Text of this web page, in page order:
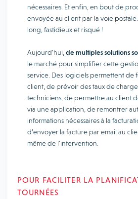
nécessaires. Et enfin, en bout de
envoyée au client par la voie
long, fastidieux et risqué !
Aujourd’hui, de multiples solutions
le marché pour simplifier cette
service. Des logiciels permettent de
client, de prévoir des taux de
techniciens, de permettre au client
via une application, de remontrer
informations nécessaires à la
d’envoyer la facture par email au
même de l’intervention.
POUR FACILITER LA
TOURNÉES